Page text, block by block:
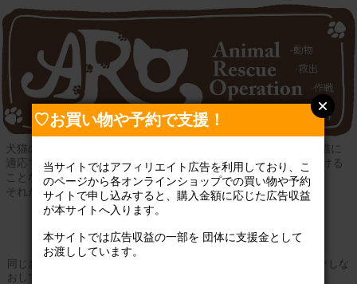
犬猫の殺処分が起きる要因は何なのか？AROでは日本自体が犬猫に
適応できていないのではないかと考えます。 人の都合を押し付ける
ことなく、人間と同様に命が守られる社会を作る！
それがAROのミッションです！
同じお買い物やお申し込みを複数回行う場合は、そのたびにクリックしな
おしてください
♡お買い物や予約で支援！
当サイトではアフィリエイト広告を利用しており、こ
のページから各オンラインショップでの買い物や予約
サイトで申し込みすると、購入金額に応じた広告収益
が本サイトへ入ります。
本サイトでは広告収益の一部を 団体に支援金として
お渡ししています。